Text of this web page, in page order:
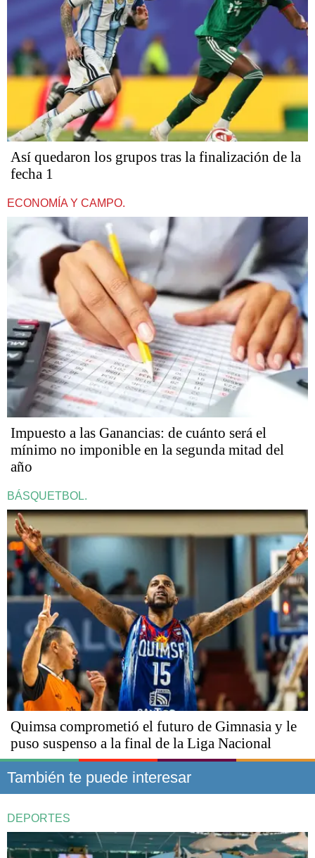
Así quedaron los grupos tras la finalización de la
fecha 1
ECONOMÍA Y CAMPO.
Impuesto a las Ganancias: de cuánto será el
mínimo no imponible en la segunda mitad del
año
BÁSQUETBOL.
Quimsa comprometió el futuro de Gimnasia y le
puso suspenso a la final de la Liga Nacional
También te puede interesar
DEPORTES